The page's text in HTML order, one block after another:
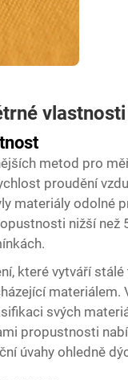
vlastnosti
metod pro
proudění
materiály odolné
nižší než
které vytváří
materiálem.
svých
propustnosti
úvahy ohledně